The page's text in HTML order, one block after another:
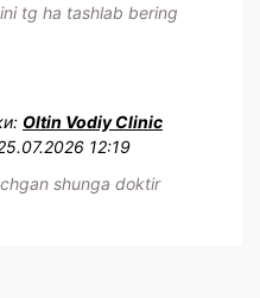
tg ha tashlab bering
Oltin Vodiy Clinic
12:19
shunga doktir